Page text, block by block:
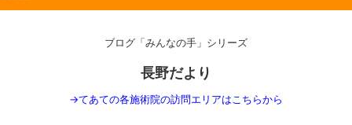
ブログ「みんなの手」シリーズ
長野だより
→てあての各施術院の訪問エリアはこちらから